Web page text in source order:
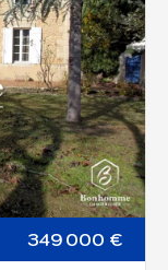
349 000 €